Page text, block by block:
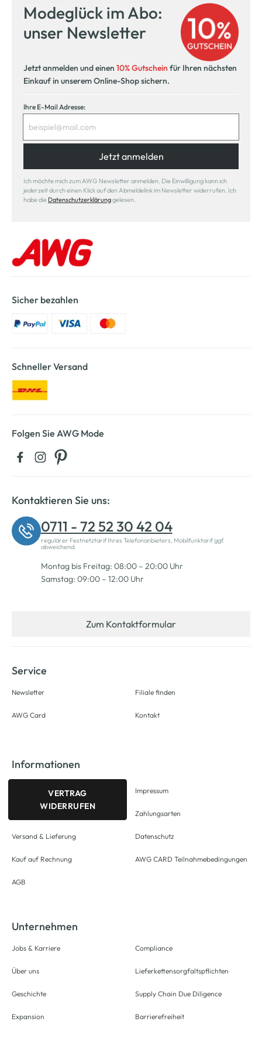
Modeglück im Abo:
unser Newsletter
Jetzt anmelden und einen 10% Gutschein für Ihren nächsten
Einkauf in unserem Online-Shop sichern.
Ihre E-Mail Adresse:
Jetzt anmelden
Ich möchte mich zum AWG Newsletter anmelden. Die Einwilligung kann ich
jederzeit durch einen Klick auf den Abmeldelink im Newsletter widerrufen. Ich
habe die Datenschutzerklärunggelesen.
Sicher bezahlen
Schneller Versand
Folgen Sie AWG Mode
Kontaktieren Sie uns:
0711 - 72 52 30 42 04
regulärer Festnetztarif Ihres Telefonanbieters, Mobilfunktarif ggf.
abweichend.
Montag bis Freitag: 08:00 – 20:00 Uhr
Samstag: 09:00 – 12:00 Uhr
Zum Kontaktformular
Service
Newsletter
AWG Card
Filiale finden
Kontakt
Informationen
VERTRAG
WIDERRUFEN
Versand & Lieferung
Kauf auf Rechnung
AGB
Impressum
Zahlungsarten
Datenschutz
AWG CARD Teilnahmebedingungen
Unternehmen
Jobs & Karriere
Über uns
Geschichte
Expansion
Compliance
Lieferkettensorgfaltspflichten
Supply Chain Due Diligence
Barrierefreiheit